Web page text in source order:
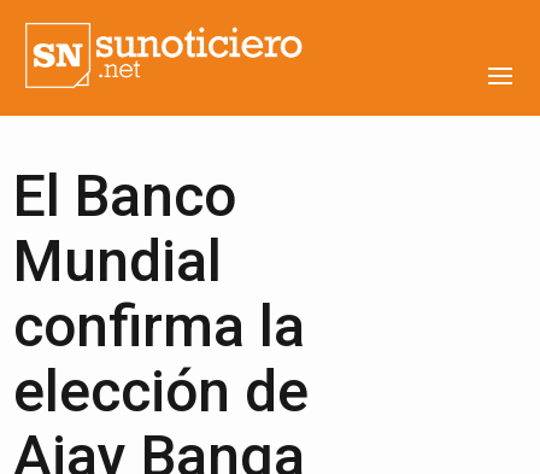
El Banco
Mundial
confirma la
elección de
Ajay Banga